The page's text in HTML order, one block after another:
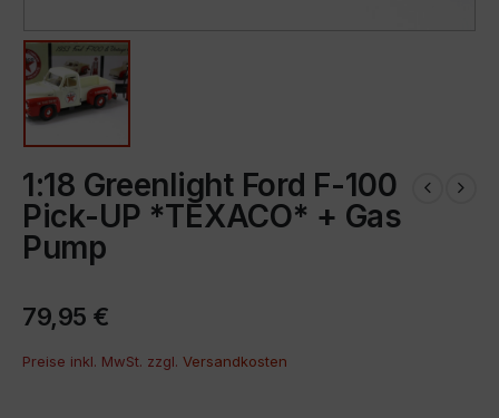
1:18 Greenlight Ford F-100
Pick-UP *TEXACO* + Gas
Pump
79,95 €
Preise inkl. MwSt. zzgl. Versandkosten